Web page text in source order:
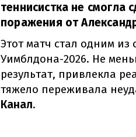
теннисистка не смогла
поражения от
Этот матч стал одним
Уимблдона-2026. Не
результат, привлекла
тяжело переживала
Канал.